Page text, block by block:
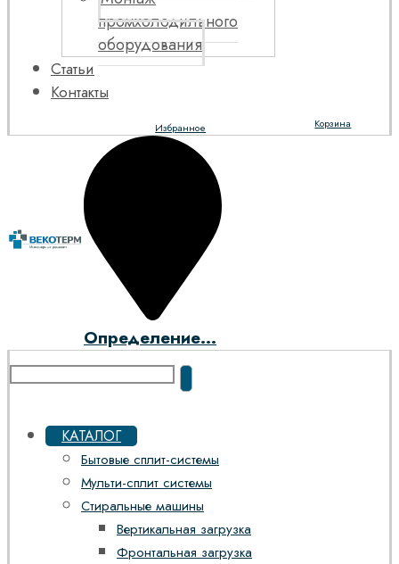
промхолодильного
оборудования
Статьи
Контакты
Корзина
Избранное
Определение...
КАТАЛОГ
Бытовые сплит-системы
Мульти-сплит системы
Стиральные машины
Вертикальная загрузка
Фронтальная загрузка